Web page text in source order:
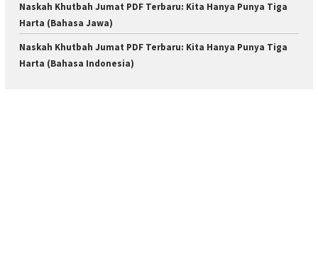
Naskah Khutbah Jumat PDF Terbaru: Kita Hanya Punya Tiga
Harta (Bahasa Jawa)
Naskah Khutbah Jumat PDF Terbaru: Kita Hanya Punya Tiga
Harta (Bahasa Indonesia)